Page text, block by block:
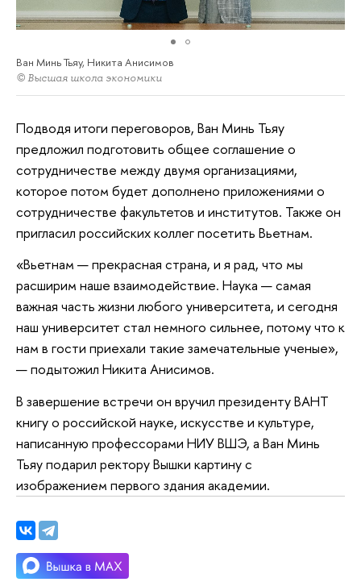
Ван Минь Тьяу, Никита Анисимов
© Высшая школа экономики
Подводя итоги переговоров, Ван Минь Тьяу
предложил подготовить общее соглашение о
сотрудничестве между двумя организациями,
которое потом будет дополнено приложениями о
сотрудничестве факультетов и институтов. Также он
пригласил российских коллег посетить Вьетнам.
«Вьетнам — прекрасная страна, и я рад, что мы
расширим наше взаимодействие. Наука — самая
важная часть жизни любого университета, и сегодня
наш университет стал немного сильнее, потому что к
нам в гости приехали такие замечательные ученые»,
— подытожил Никита Анисимов.
В завершение встречи он вручил президенту ВАНТ
книгу о российской науке, искусстве и культуре,
написанную профессорами НИУ ВШЭ, а Ван Минь
Тьяу подарил ректору Вышки картину с
изображением первого здания академии.